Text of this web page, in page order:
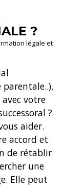
?
légale et
votre
?
aider.
accord et
de rétablir
une
Elle peut